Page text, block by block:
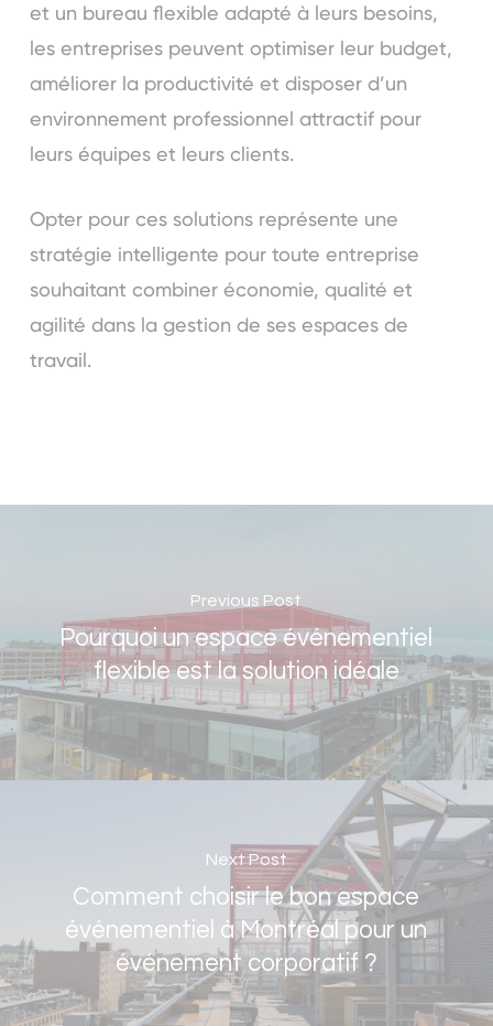
et un bureau flexible adapté à leurs besoins,
les entreprises peuvent optimiser leur budget,
améliorer la productivité et disposer d’un
environnement professionnel attractif pour
leurs équipes et leurs clients.
Opter pour ces solutions représente une
stratégie intelligente pour toute entreprise
souhaitant combiner économie, qualité et
agilité dans la gestion de ses espaces de
travail.
Previous Post
Pourquoi un espace événementiel
flexible est la solution idéale
Next Post
Comment choisir le bon espace
événementiel à Montréal pour un
événement corporatif ?